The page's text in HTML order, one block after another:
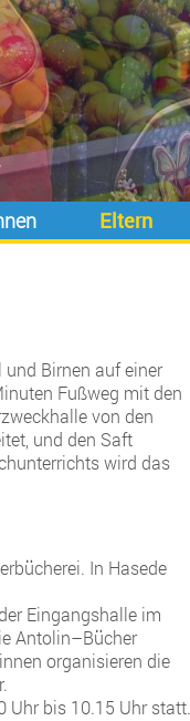
Eltern
Birnen auf einer
Fußweg mit den
von den
und den Saft
wird das
In Hasede
Eingangshalle im
Antolin–Bücher
organisieren die
Uhr bis 10.15 Uhr statt.